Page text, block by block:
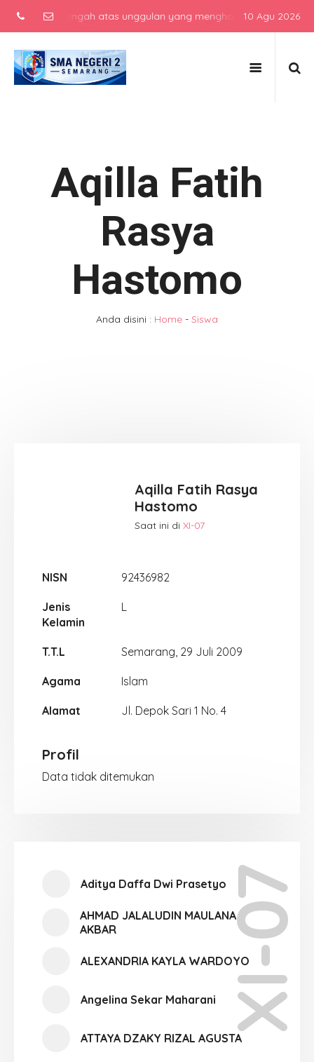
menengah atas unggulan yang menghasilkan lulusan
10 Agu 2026
Aqilla Fatih
Rasya
Hastomo
Anda disini : Home - Siswa
Aqilla Fatih Rasya
Hastomo
Saat ini diXI-07
NISN 92436982
Jenis
Kelamin
L
T.T.L Semarang, 29 Juli 2009
Agama Islam
Alamat Jl. Depok Sari 1 No. 4
Profil
Data tidak ditemukan
XI-07
Aditya Daffa Dwi Prasetyo
AHMAD JALALUDIN MAULANA
AKBAR
ALEXANDRIA KAYLA WARDOYO
Angelina Sekar Maharani
ATTAYA DZAKY RIZAL AGUSTA